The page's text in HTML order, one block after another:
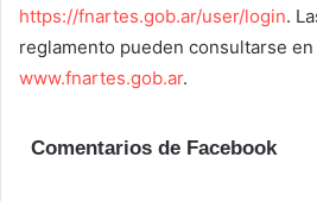
https://fnartes.gob.ar/user/login.
reglamento pueden consultarse
www.fnartes.gob.ar.
Comentarios de Facebook